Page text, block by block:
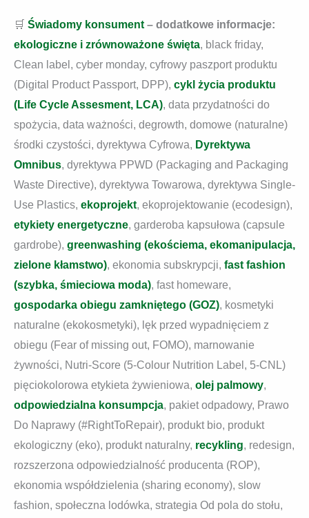
🛒 Świadomy konsument – dodatkowe informacje:
ekologiczne i zrównoważone święta, black friday,
Clean label, cyber monday, cyfrowy paszport produktu
(Digital Product Passport, DPP), cykl życia produktu
(Life Cycle Assesment, LCA), data przydatności do
spożycia, data ważności, degrowth, domowe (naturalne)
środki czystości, dyrektywa Cyfrowa, Dyrektywa
Omnibus, dyrektywa PPWD (Packaging and Packaging
Waste Directive), dyrektywa Towarowa, dyrektywa Single-
Use Plastics, ekoprojekt, ekoprojektowanie (ecodesign),
etykiety energetyczne, garderoba kapsułowa (capsule
gardrobe), greenwashing (ekościema, ekomanipulacja,
zielone kłamstwo), ekonomia subskrypcji, fast fashion
(szybka, śmieciowa moda), fast homeware,
gospodarka obiegu zamkniętego (GOZ), kosmetyki
naturalne (ekokosmetyki), lęk przed wypadnięciem z
obiegu (Fear of missing out, FOMO), marnowanie
żywności, Nutri-Score (5-Colour Nutrition Label, 5-CNL)
pięciokolorowa etykieta żywieniowa, olej palmowy,
odpowiedzialna konsumpcja, pakiet odpadowy, Prawo
Do Naprawy (#RightToRepair), produkt bio, produkt
ekologiczny (eko), produkt naturalny, recykling, redesign,
rozszerzona odpowiedzialność producenta (ROP),
ekonomia współdzielenia (sharing economy), slow
fashion, społeczna lodówka, strategia Od pola do stołu,